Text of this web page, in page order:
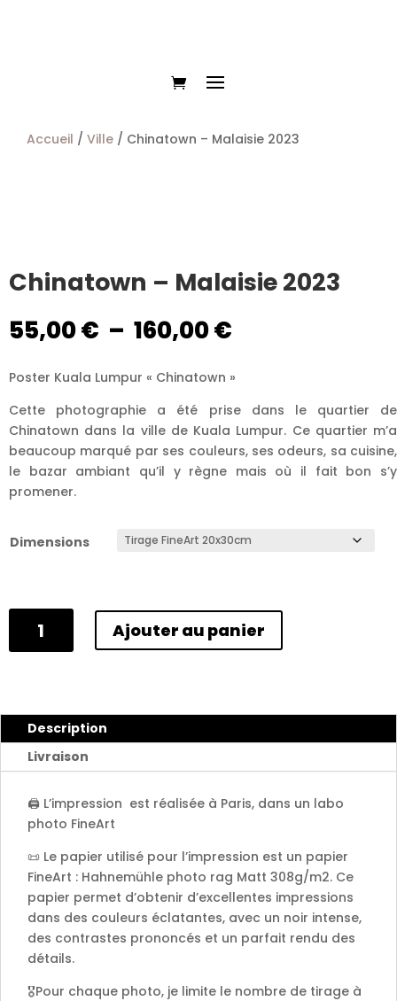
Accueil / Ville / Chinatown – Malaisie 2023
Chinatown – Malaisie 2023
55,00€ – 160,00€
prix :
55,00 €
à
160,00 €
Poster Kuala Lumpur « Chinatown »
Cette photographie a été prise dans le quartier de
Chinatown dans la ville de Kuala Lumpur. Ce quartier m’a
beaucoup marqué par ses couleurs, ses odeurs, sa cuisine,
le bazar ambiant qu’il y règne mais où il fait bon s’y
promener.
Dimensions
2023
Ajouter au panier
Description
Livraison
🖨️ L’impression est réalisée à Paris, dans un labo
photo FineArt
📜 Le papier utilisé pour l’impression est un papier
FineArt : Hahnemühle photo rag Matt 308g/m2. Ce
papier permet d’obtenir d’excellentes impressions
dans des couleurs éclatantes, avec un noir intense,
des contrastes prononcés et un parfait rendu des
détails.
🎖️Pour chaque photo, je limite le nombre de tirage à